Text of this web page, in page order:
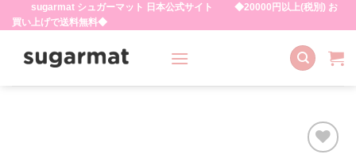
to
content
sugarmat シュガーマット 日本公式サイト ◆20000円以上(税別) お
買い上げで送料無料◆